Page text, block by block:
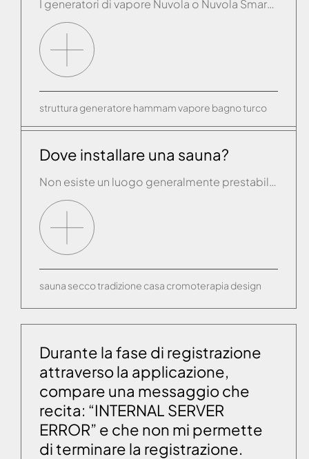
I generatori di vapore Nuvola o Nuvola Smart Power saranno collocati all'esterno della cabina, la distanza massima dal bagno turco è di 5 metri lineari. Le colonnine multifunzione come Touch&Steam, Aquastea ed Easysteam, saranno collocate all'interno del bagno turco, installate in controcasse precedentemente predisposte. I generatori di vapore necessitano di un collegamento alla rete idrica, […]
struttura generatore hammamvapore bagno turco
Dove installare una sauna?
Non esiste un luogo generalmente prestabilito. Le varie linee di prodotto Effe si adattano a qualsiasi ambiente diventando anche complementi d’arredo. Il bagno, il soggiorno, una fitness room appositamente ricavata all’interno dell’abitazione possono ospitare una sauna. Per un comodo utilizzo è consigliabile avere a portata di mano una doccia o una vasca facilmente raggiungibili.
sauna seccotradizione casa cromoterapia design
Durante la fase di registrazione
attraverso la applicazione,
compare una messaggio che
recita: “INTERNAL SERVER
ERROR” e che non mi permette
di terminare la registrazione.